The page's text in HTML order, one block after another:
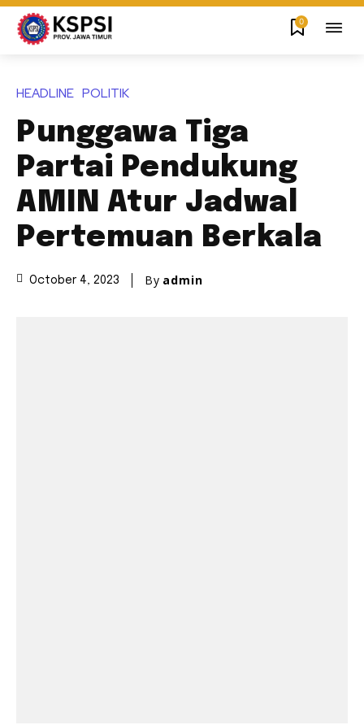
0
HEADLINE POLITIK
Punggawa Tiga
Partai Pendukung
AMIN Atur Jadwal
Pertemuan Berkala
October 4, 2023 By admin